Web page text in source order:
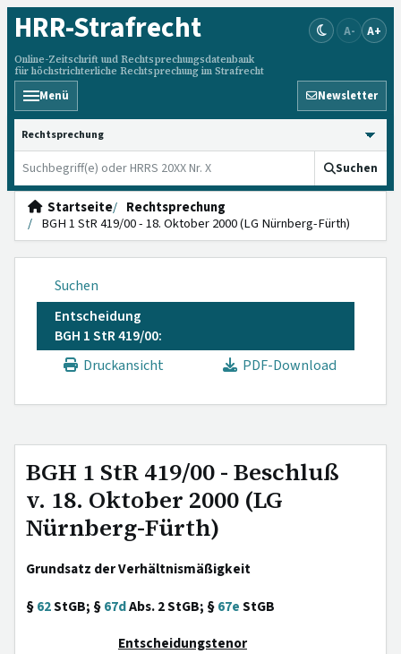
HRR-Strafrecht
Online-Zeitschrift und Rechtsprechungsdatenbank
für höchstrichterliche Rechtsprechung im Strafrecht
A- A+
Menü Newsletter
HRRS durchsuchen
Suchen
Startseite
Rechtsprechung
BGH 1 StR 419/00 - 18. Oktober 2000 (LG Nürnberg-Fürth)
Suchen
Entscheidung
BGH 1 StR 419/00:
Druckansicht
PDF-Download
BGH 1 StR 419/00 - Beschluß
v. 18. Oktober 2000 (LG
Nürnberg-Fürth)
Grundsatz der Verhältnismäßigkeit
§62StGB; §67dAbs. 2 StGB; §67eStGB
Entscheidungstenor